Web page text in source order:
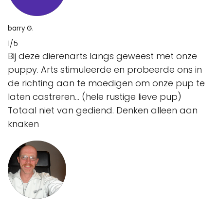
barry G.
1/5
Bij deze dierenarts langs geweest met onze
puppy. Arts stimuleerde en probeerde ons in
de richting aan te moedigen om onze pup te
laten castreren… (hele rustige lieve pup)
Totaal niet van gediend. Denken alleen aan
knaken